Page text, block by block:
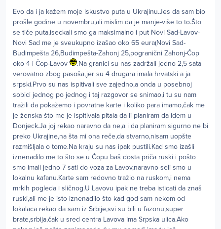
Evo da i ja kažem moje iskustvo puta u Ukrajinu.Jes da sam bio
prošle godine u novembru,ali mislim da je manje-više to to.Što
se tiče puta,iseckali smo ga maksimalno i put Novi Sad-Lavov-
Novi Sad me je sveukupno izašao oko 65 eura(Novi Sad-
Budimpešta 26,Budimpešta-Zahonj 25,pogranični Zahonj-Čop
oko 4 i Čop-Lavov
.Na granici su nas zadržali jedno 2,5 sata
verovatno zbog pasoša,jer su 4 drugara imala hrvatski a ja
srpski.Prvo su nas ispitivali sve zajedno,a onda u posebnoj
sobici jednog po jednog i taj razgovor se snimao,i tu su nam
tražili da pokažemo i povratne karte i koliko para imamo,čak me
je ženska što me je ispitivala pitala da li planiram da idem u
Donjeck.Ja joj rekao naravno da ne,a i da planiram sigurno ne bi
preko Ukrajine,na šta mi ona reče,da stvarno,nisam uopšte
razmišljala o tome.Na kraju su nas ipak pustili.Kad smo izašli
iznenadilo me to što se u Čopu baš dosta priča ruski i pošto
smo imali jedno 7 sati do voza za Lavov,naravno seli smo u
lokalnu kafanu.Karte sam redovno tražio na ruskom,i nema
mrkih pogleda i sličnog.U Lavovu ipak ne treba isticati da znaš
ruski,ali me je isto iznenadilo što kad god sam nekom od
lokalaca rekao da sam iz Srbije,svi su bili u fazonu,super
brate,srbija,čak u sred centra Lavova ima Srpska ulica.Ako